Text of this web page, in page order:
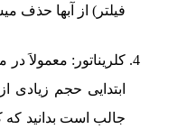
فیلتر) از آبها حذف
کلریناتور: معمولاَ
ابتدایی حجم زیادی
جالب است بدانید که